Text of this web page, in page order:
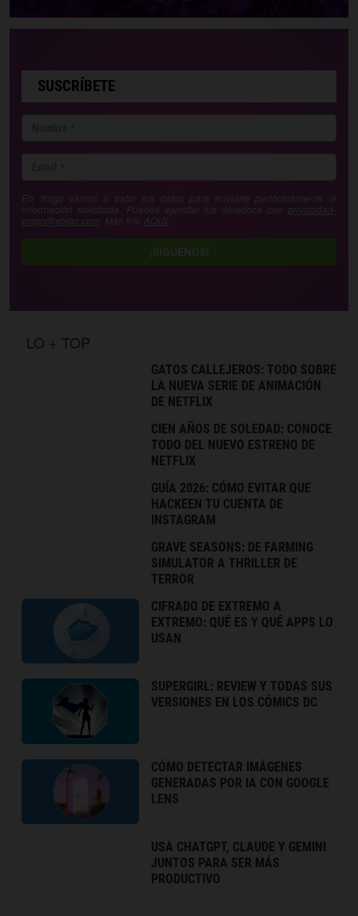
SUSCRÍBETE
En Yoigo vamos a tratar tus datos para enviarte periódicamente la
información solicitada. Puedes ejercitar tus derechos con privacidad-
yoigo@yoigo.com . Más Info AQUÍ
¡SÍGUENOS!
LO + TOP
GATOS CALLEJEROS: TODO SOBRE
LA NUEVA SERIE DE ANIMACIÓN
DE NETFLIX
CIEN AÑOS DE SOLEDAD: CONOCE
TODO DEL NUEVO ESTRENO DE
NETFLIX
GUÍA 2026: CÓMO EVITAR QUE
HACKEEN TU CUENTA DE
INSTAGRAM
GRAVE SEASONS: DE FARMING
SIMULATOR A THRILLER DE
TERROR
CIFRADO DE EXTREMO A
EXTREMO: QUÉ ES Y QUÉ APPS LO
USAN
SUPERGIRL: REVIEW Y TODAS SUS
VERSIONES EN LOS CÓMICS DC
CÓMO DETECTAR IMÁGENES
GENERADAS POR IA CON GOOGLE
LENS
USA CHATGPT, CLAUDE Y GEMINI
JUNTOS PARA SER MÁS
PRODUCTIVO